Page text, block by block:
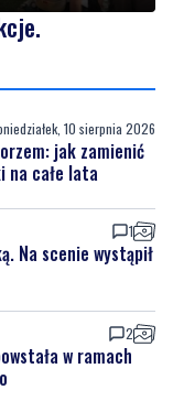
10 sierpnia 2026
jak zamienić
na całe lata
1
Na scenie wystąpił